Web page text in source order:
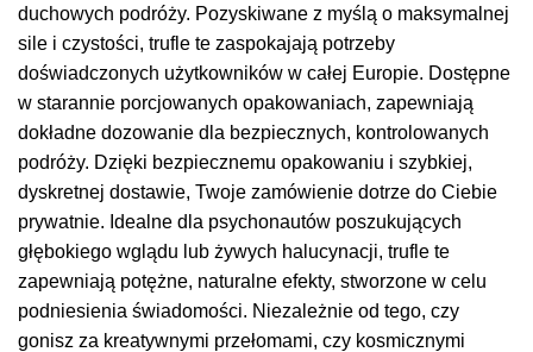
duchowych podróży. Pozyskiwane z myślą o maksymalnej
sile i czystości, trufle te zaspokajają potrzeby
doświadczonych użytkowników w całej Europie. Dostępne
w starannie porcjowanych opakowaniach, zapewniają
dokładne dozowanie dla bezpiecznych, kontrolowanych
podróży. Dzięki bezpiecznemu opakowaniu i szybkiej,
dyskretnej dostawie, Twoje zamówienie dotrze do Ciebie
prywatnie. Idealne dla psychonautów poszukujących
głębokiego wglądu lub żywych halucynacji, trufle te
zapewniają potężne, naturalne efekty, stworzone w celu
podniesienia świadomości. Niezależnie od tego, czy
gonisz za kreatywnymi przełomami, czy kosmicznymi